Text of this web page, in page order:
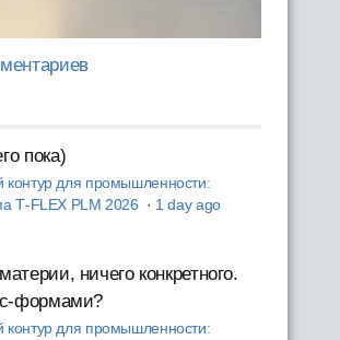
пока)
для промышленности:
T‑FLEX PLM 2026 · 1 day ago
ничего конкретного.
формами?
для промышленности: